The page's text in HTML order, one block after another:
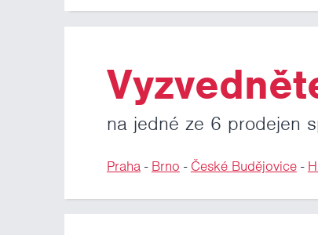
na jedné ze 6 prodejen
Praha- Brno - České Budějovice-